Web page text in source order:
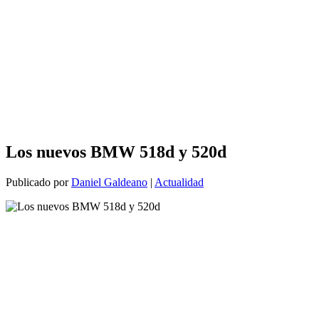
Los nuevos BMW 518d y 520d
Publicado porDaniel Galdeano | Actualidad